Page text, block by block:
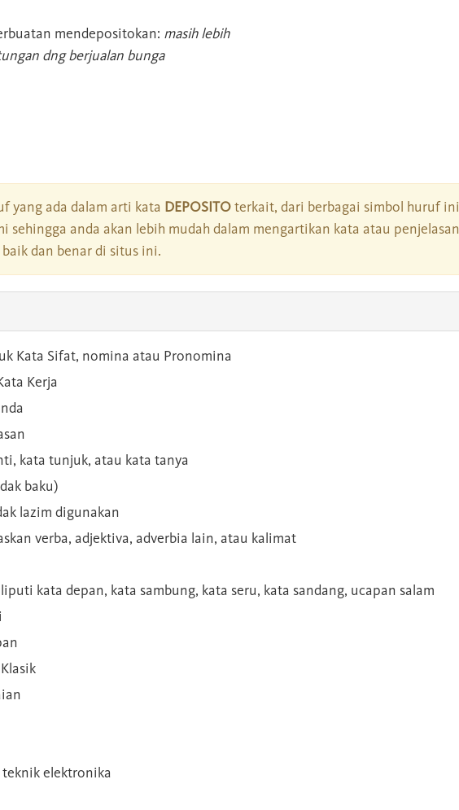
mendepositokan: masih lebih
dng berjualan bunga
yang ada dalam arti kata DEPOSITOterkait, dari berbagai simbol huruf ini
sehingga anda akan lebih mudah dalam mengartikan kata atau penjelasan
dan benar di situs ini.
Kata Sifat, nomina atau Pronomina
Kerja
kata tunjuk, atau kata tanya
baku)
lazim digunakan
verba, adjektiva, adverbia lain, atau kalimat
kata depan, kata sambung, kata seru, kata sandang, ucapan salam
elektronika